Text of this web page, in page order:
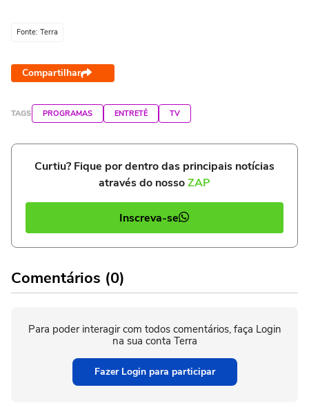
Fonte: Terra
Compartilhar
TAGS PROGRAMAS ENTRETÊ TV
Curtiu? Fique por dentro das principais notícias
através do nossoZAP
Inscreva-se
Comentários (0)
Para poder interagir com todos comentários, faça Login
na sua conta Terra
Fazer Login para participar